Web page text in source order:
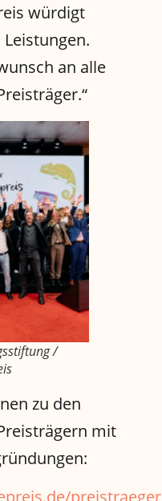
würdigt
Leistungen.
an alle
/
zu den
mit